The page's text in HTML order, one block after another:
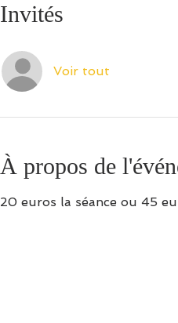
Invités
Voir tout
À propos de
20 euros la séance ou 45